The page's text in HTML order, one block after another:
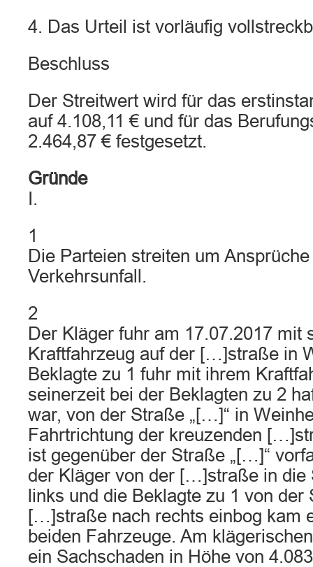
4. Das Urteil ist vorläufig
Beschluss
Der Streitwert wird für das
auf 4.108,11 € und für das
2.464,87 € festgesetzt.
Gründe
I.
1
Die Parteien streiten um
Verkehrsunfall.
2
Der Kläger fuhr am 17.07.2017 mit
Kraftfahrzeug auf der […]straße in
Beklagte zu 1 fuhr mit ihrem
seinerzeit bei der Beklagten zu 2
war, von der Straße „[…]“ in
Fahrtrichtung der kreuzenden
ist gegenüber der Straße „[…]“
der Kläger von der […]straße in die
links und die Beklagte zu 1 von
[…]straße nach rechts einbog kam
beiden Fahrzeuge. Am
ein Sachschaden in Höhe von